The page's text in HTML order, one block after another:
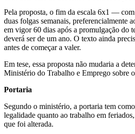
Pela proposta, o fim da escala 6x1 —
duas folgas semanais, preferencialmente
em vigor 60 dias após a promulgação do
deverá ser de um ano. O texto ainda
antes de começar a valer.
Em tese, essa proposta não mudaria a
Ministério do Trabalho e Emprego sobre
Portaria
Segundo o ministério, a portaria tem
legalidade quanto ao trabalho em
que foi alterada.